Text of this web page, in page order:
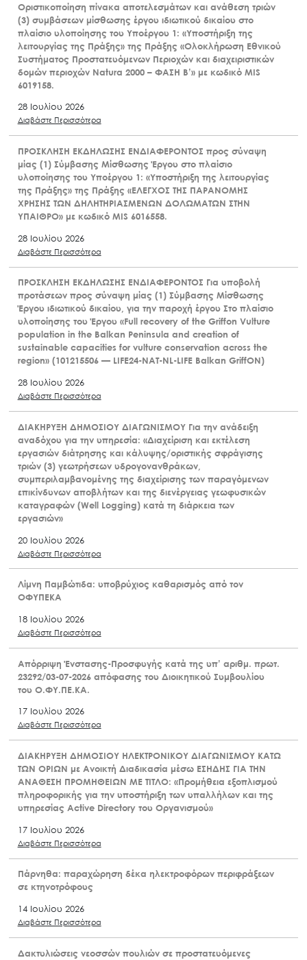
Οριστικοποίηση πίνακα αποτελεσμάτων και ανάθεση τριών
(3) συμβάσεων μίσθωσης έργου ιδιωτικού δικαίου στο
πλαίσιο υλοποίησης του Υποέργου 1: «Υποστήριξη της
λειτουργίας της Πράξης» της Πράξης «Ολοκλήρωση Εθνικού
Συστήματος Προστατευόμενων Περιοχών και διαχειριστικών
δομών περιοχών Natura 2000 – ΦΑΣΗ Β’» με κωδικό MIS
6019158.
28 Ιουλίου 2026
Διαβάστε Περισσότερα
ΠΡΟΣΚΛΗΣΗ ΕΚΔΗΛΩΣΗΣ ΕΝΔΙΑΦΕΡΟΝΤΟΣ προς σύναψη
μίας (1) Σύμβασης Μίσθωσης Έργου στο πλαίσιο
υλοποίησης του Υποέργου 1: «Υποστήριξη της λειτουργίας
της Πράξης» της Πράξης «ΕΛΕΓΧΟΣ ΤΗΣ ΠΑΡΑΝΟΜΗΣ
ΧΡΗΣΗΣ ΤΩΝ ΔΗΛΗΤΗΡΙΑΣΜΕΝΩΝ ΔΟΛΩΜΑΤΩΝ ΣΤΗΝ
ΥΠΑΙΘΡΟ» με κωδικό MIS 6016558.
28 Ιουλίου 2026
Διαβάστε Περισσότερα
ΠΡΟΣΚΛΗΣΗ ΕΚΔΗΛΩΣΗΣ ΕΝΔΙΑΦΕΡΟΝΤΟΣ Για υποβολή
προτάσεων προς σύναψη μίας (1) Σύμβασης Μίσθωσης
Έργου ιδιωτικού δικαίου, για την παροχή έργου Στο πλαίσιο
υλοποίησης του Έργου «Full recovery of the Griffon Vulture
population in the Balkan Peninsula and creation of
sustainable capacities for vulture conservation across the
region» (101215506 — LIFE24-NAT-NL-LIFE Balkan GriffON)
28 Ιουλίου 2026
Διαβάστε Περισσότερα
ΔΙΑΚΗΡΥΞΗ ΔΗΜΟΣΙΟΥ ΔΙΑΓΩΝΙΣΜΟΥ Για την ανάδειξη
αναδόχου για την υπηρεσία: «Διαχείριση και εκτέλεση
εργασιών διάτρησης και κάλυψης/οριστικής σφράγισης
τριών (3) γεωτρήσεων υδρογονανθράκων,
συμπεριλαμβανομένης της διαχείρισης των παραγόμενων
επικίνδυνων αποβλήτων και της διενέργειας γεωφυσικών
καταγραφών (Well Logging) κατά τη διάρκεια των
εργασιών»
20 Ιουλίου 2026
Διαβάστε Περισσότερα
Λίμνη Παμβώτιδα: υποβρύχιος καθαρισμός από τον
ΟΦΥΠΕΚΑ
18 Ιουλίου 2026
Διαβάστε Περισσότερα
Απόρριψη Ένστασης-Προσφυγής κατά της υπ’ αριθμ. πρωτ.
23292/03-07-2026 απόφασης του Διοικητικού Συμβουλίου
του Ο.ΦΥ.ΠΕ.ΚΑ.
17 Ιουλίου 2026
Διαβάστε Περισσότερα
ΔΙΑΚΗΡΥΞΗ ΔΗΜΟΣΙΟΥ ΗΛΕΚΤΡΟΝΙΚΟΥ ΔΙΑΓΩΝΙΣΜΟΥ ΚΑΤΩ
ΤΩΝ ΟΡΙΩΝ με Ανοικτή Διαδικασία μέσω ΕΣΗΔΗΣ ΓΙΑ ΤΗΝ
ΑΝΑΘΕΣΗ ΠΡΟΜΗΘΕΙΩΝ ΜΕ ΤΙΤΛΟ: «Προμήθεια εξοπλισμού
πληροφορικής για την υποστήριξη των υπαλλήλων και της
υπηρεσίας Active Directory του Οργανισμού»
17 Ιουλίου 2026
Διαβάστε Περισσότερα
Πάρνηθα: παραχώρηση δέκα ηλεκτροφόρων περιφράξεων
σε κτηνοτρόφους
14 Ιουλίου 2026
Διαβάστε Περισσότερα
Δακτυλιώσεις νεοσσών πουλιών σε προστατευόμενες